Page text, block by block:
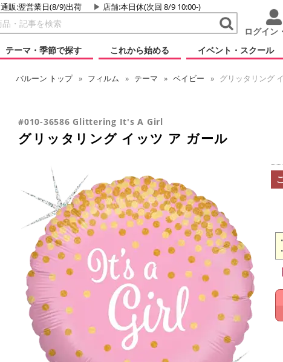
通販:翌営業日(8/9)出荷 店舗:本日休(次回 8/9 10:00-)
ログイン
テーマ・季節で探す
これから始める イベント・スクール
バルーン トップ フィルム テーマ ベイビー グリッタリング
#010-36586 Glittering It's A Girl
グリッタリング イッツ ア ガール